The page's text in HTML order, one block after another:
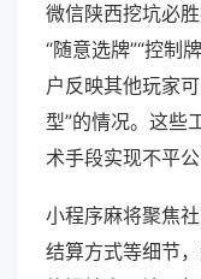
微信陕西挖坑必
“随意选牌”“控制
户反映其他玩家
型”的情况。这些
术手段实现不平公
小程序麻将聚焦
结算方式等细节